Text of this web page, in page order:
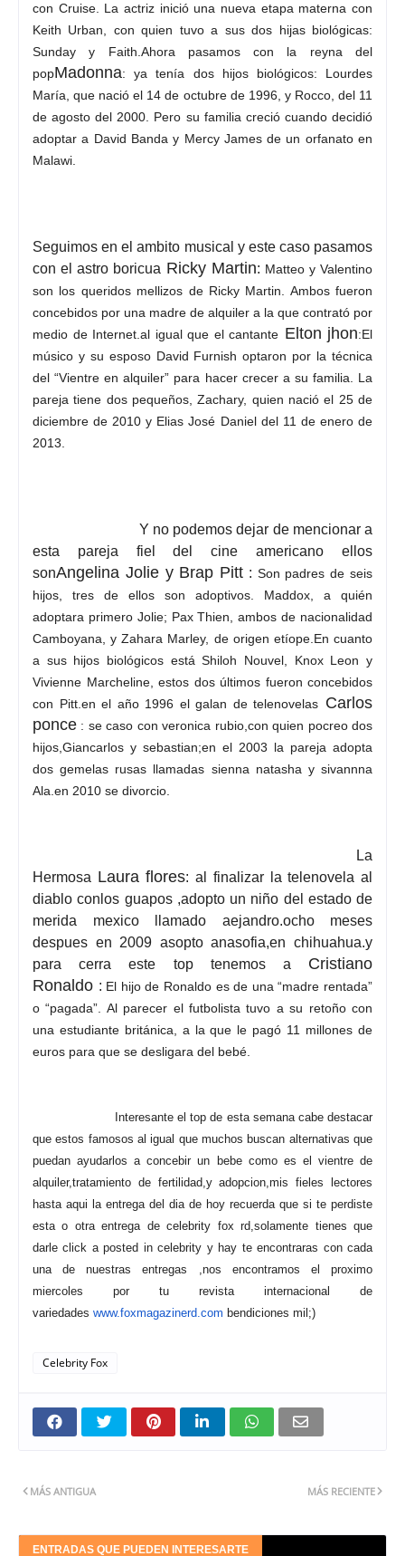
con Cruise. La actriz inició una nueva etapa materna con
Keith Urban, con quien tuvo a sus dos hijas biológicas:
Sunday y Faith.Ahora pasamos con la reyna del
popMadonna:ya tenía dos hijos biológicos: Lourdes
María, que nació el 14 de octubre de 1996, y Rocco, del 11
de agosto del 2000. Pero su familia creció cuando decidió
adoptar a David Banda y Mercy James de un orfanato en
Malawi.
Seguimos en el ambito musical y este caso pasamos
con el astro boricua Ricky Martin: Matteo y Valentino
son los queridos mellizos de Ricky Martin. Ambos fueron
concebidos por una madre de alquiler a la que contrató por
medio de Internet.al igual que el cantante Elton jhon: El
músico y su esposo David Furnish optaron por la técnica
del “Vientre en alquiler” para hacer crecer a su familia. La
pareja tiene dos pequeños, Zachary, quien nació el 25 de
diciembre de 2010 y Elias José Daniel del 11 de enero de
2013.
Y no podemos dejar de mencionar a
esta pareja fiel del cine americano ellos
sonAngelina Jolie y Brap Pitt : Son padres de seis
hijos, tres de ellos son adoptivos. Maddox, a quién
adoptara primero Jolie; Pax Thien, ambos de nacionalidad
Camboyana, y Zahara Marley, de origen etíope. En cuanto
a sus hijos biológicos está Shiloh Nouvel, Knox Leon y
Vivienne Marcheline, estos dos últimos fueron concebidos
con Pitt.en el año 1996 el galan de telenovelas Carlos
ponce : se caso con veronica rubio,con quien pocreo dos
hijos,Giancarlos y sebastian;en el 2003 la pareja adopta
dos gemelas rusas llamadas sienna natasha y sivannna
Ala.en 2010 se divorcio.
La
Hermosa Laura flores: al finalizar la telenovela al
diablo conlos guapos ,adopto un niño del estado de
merida mexico llamado aejandro.ocho meses
despues en 2009 asopto anasofia,en chihuahua.y
para cerra este top tenemos a Cristiano
Ronaldo : El hijo de Ronaldo es de una “madre rentada”
o “pagada”. Al parecer el futbolista tuvo a su retoño con
una estudiante británica, a la que le pagó 11 millones de
euros para que se desligara del bebé.
Interesante el top de esta semana cabe destacar
que estos famosos al igual que muchos buscan alternativas que
puedan ayudarlos a concebir un bebe como es el vientre de
alquiler,tratamiento de fertilidad,y adopcion,mis fieles lectores
hasta aqui la entrega del dia de hoy recuerda que si te perdiste
esta o otra entrega de celebrity fox rd,solamente tienes que
darle click a posted in celebrity y hay te encontraras con cada
una de nuestras entregas ,nos encontramos el proximo
miercoles por tu revista internacional de
variedades www.foxmagazinerd.com bendiciones mil;)
Celebrity Fox
MÁS RECIENTE
MÁS ANTIGUA
ENTRADAS QUE PUEDEN INTERESARTE